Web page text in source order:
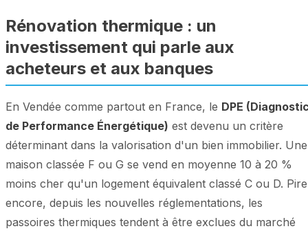
Rénovation thermique : un
investissement qui parle aux
acheteurs et aux banques
En Vendée comme partout en France, le DPE
de Performance Énergétique) est devenu un critère
déterminant dans la valorisation d'un bien immobilier. Une
maison classée F ou G se vend en moyenne 10 à 20 %
moins cher qu'un logement équivalent classé C ou D. Pire
encore, depuis les nouvelles réglementations, les
passoires thermiques tendent à être exclues du marché